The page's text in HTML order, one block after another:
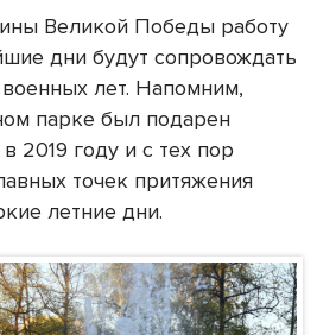
Великой Победы работу
дни будут сопровождать
лет. Напомним,
парке был подарен
2019 году и с тех пор
точек притяжения
летние дни.